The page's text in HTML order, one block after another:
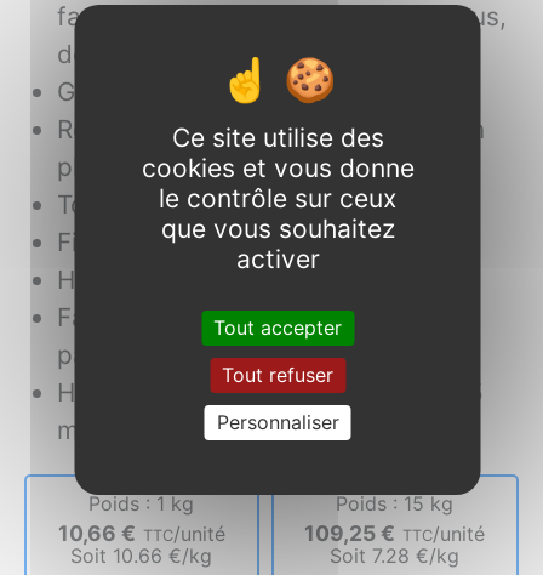
façades et supports intérieurs (trous,
défauts et fissures).
Garnir, aplanir, dégrossir et lisser.
Réparer des éléments décoratifs en
plâtre ou polystyrène.
Toutes épaisseurs en rebouchage.
Fibré et flexible.
Haute adhérence.
Faible retrait (rebouchage en 2
passes).
Haut pouvoir garnissant : jusqu’à 15
mm par passe.
Poids : 1 kg
10,66 € TTC unité
Soit 10.66 €/kg
Poids : 15 kg
109,25 € TTC unité
Soit 7.28 €/kg
Ce site utilise des
cookies et vous donne
le contrôle sur ceux
que vous souhaitez
activer
Tout accepter
Tout refuser
Personnaliser